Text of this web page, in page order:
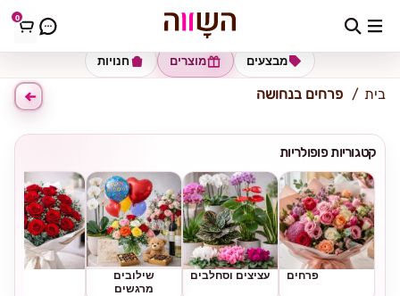
0 כתובת למשלוח הזינו כתובת
חנויות מוצרים מבצעים
בית פרחים בנחושה
קטגוריות פופולריות
פרחים עציצים וסחלבים
שילובים
מרגשים